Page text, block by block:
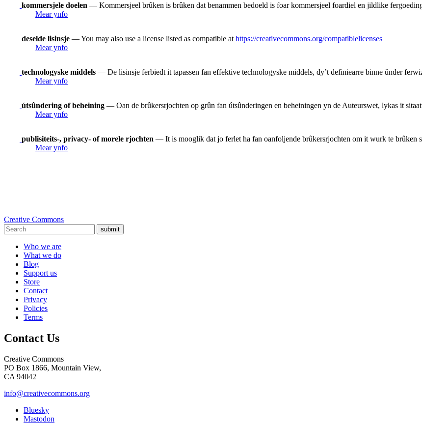
kommersjele doelen — Kommersjeel brûken is brûken dat benammen bedoeld is foar kommersjeel foardiel en jildlike
Mear ynfo
deselde lisinsje — You may also use a license listed as compatible at https://creativecommons.org/compatiblelicenses
Mear ynfo
technologyske middels — De lisinsje ferbiedt it tapassen fan effektive technologyske middels, dy’t definiearre binne ûnder
Mear ynfo
útsûndering of beheining — Oan de brûkersrjochten op grûn fan útsûnderingen en beheiningen yn de Auteurswet, lykas it
Mear ynfo
publisiteits-, privacy- of morele rjochten — It is mooglik dat jo ferlet ha fan oanfoljende brûkersrjochten om it wurk te brûken
Mear ynfo
Creative Commons
submit
Who we are
What we do
Blog
Support us
Store
Contact
Privacy
Policies
Terms
Contact Us
Creative Commons
PO Box 1866, Mountain View,
CA 94042
info@creativecommons.org
Bluesky
Mastodon